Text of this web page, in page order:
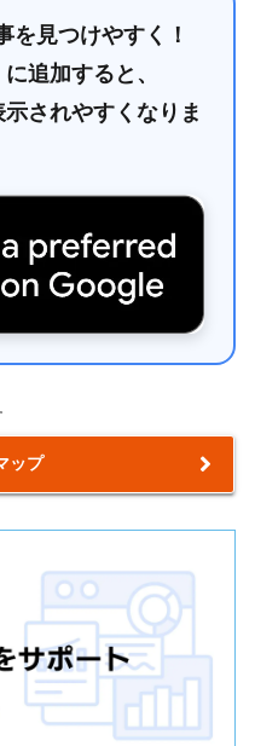
見つけやすく！
追加すると、
されやすくなりま
ップ